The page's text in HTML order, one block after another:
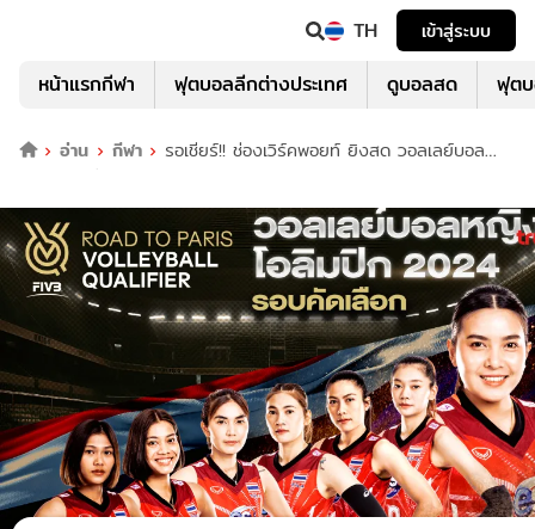
TH เข้าสู่ระบบ
หน้าแรกกีฬา ฟุตบอลลีกต่างประเทศ ดูบอลสด ฟุต
อ่าน กีฬา
รอเชียร์!! ช่องเวิร์คพอยท์ ยิงสด วอลเลย์บอล
หญิงไทย คัดโอลิมปิก